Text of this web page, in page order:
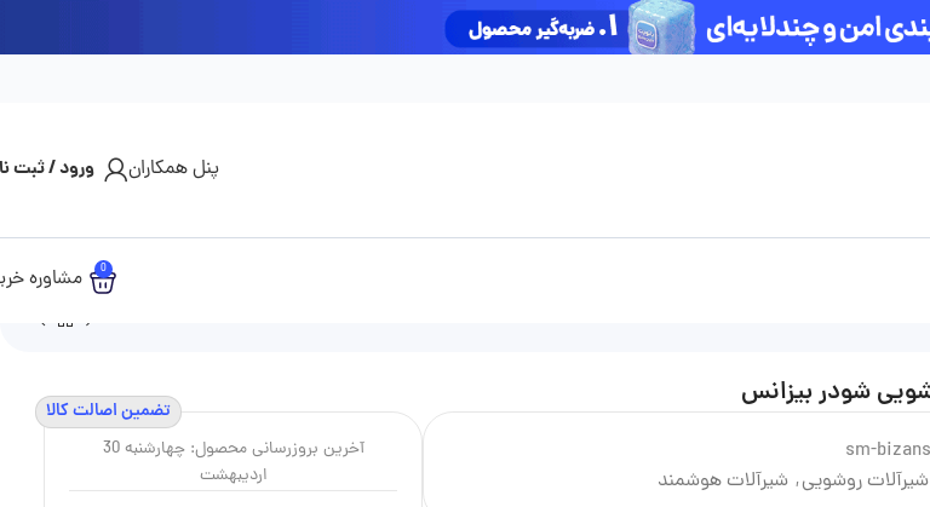
پنل همکاران ورود / ثبت
0 مشاوره
شودر بیزانس
sm-bizans
شیرآلات روشویی, شیرآلات هوشمند
تضمین اصالت کالا
آخرین بروزرسانی محصول: چهارشنبه 30
اردیبهشت